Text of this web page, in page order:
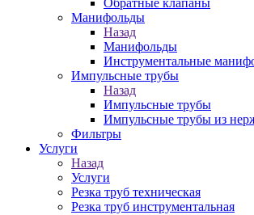
Обратные клапаны
Манифольды
Назад
Манифольды
Инструментальные
Импульсные трубы
Назад
Импульсные трубы
Импульсные трубы из
Фильтры
Услуги
Назад
Услуги
Резка труб техническая
Резка труб инструментальная